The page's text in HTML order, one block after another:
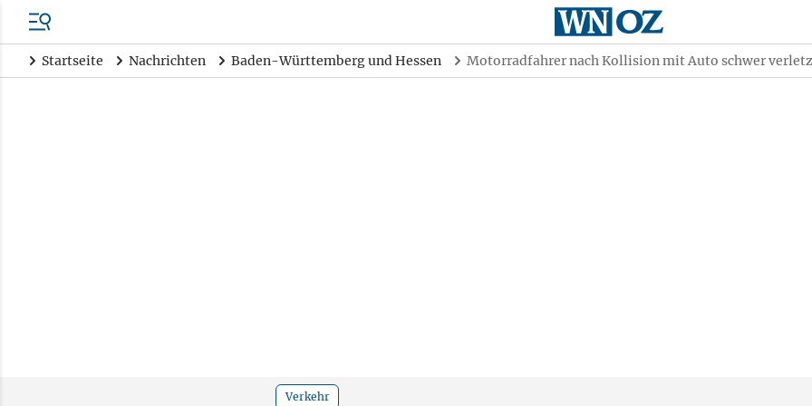
Startseite Nachrichten Baden-Württemberg und Hessen Motorradfahrer nach Kollision mit Auto schwer
Verkehr